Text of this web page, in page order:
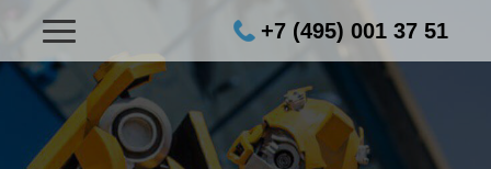
+7 (495) 001 37 51